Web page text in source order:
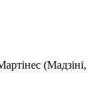
(Мадзіні,